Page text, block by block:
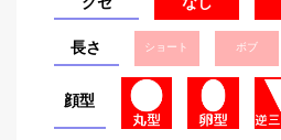
長さ ショート ボブ
顔型